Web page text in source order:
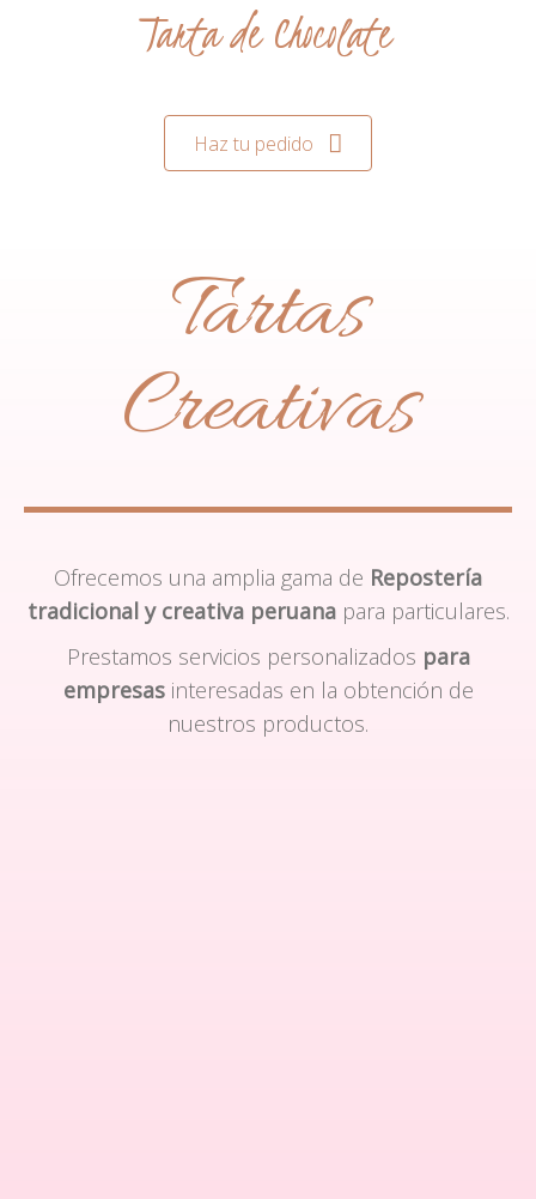
Tarta de Chocolate
Haz tu pedido
Tartas
Creativas
Ofrecemos una amplia gama de Repostería
tradicional y creativa peruanapara particulares.
Prestamos servicios personalizados para
empresasinteresadas en la obtención de
nuestros productos.